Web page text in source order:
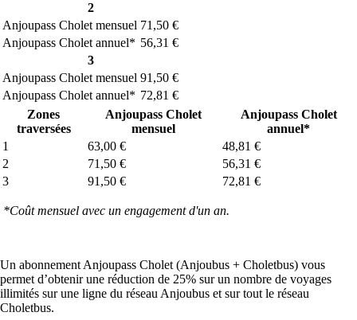
2
Anjoupass Cholet mensuel 71,50 €
Anjoupass Cholet annuel* 56,31 €
3
Anjoupass Cholet mensuel 91,50 €
Anjoupass Cholet annuel* 72,81 €
Zones
traversées
Anjoupass Cholet
mensuel
Anjoupass Cholet
annuel*
1
63,00 €
48,81 €
2
71,50 €
56,31 €
3
91,50 € 72,81 €
*Coût mensuel avec un engagement d'un an.
Un abonnement Anjoupass Cholet (Anjoubus + Choletbus) vous
permet d’obtenir une réduction de 25% sur un nombre de voyages
illimités sur une ligne du réseau Anjoubus et sur tout le réseau
Choletbus.